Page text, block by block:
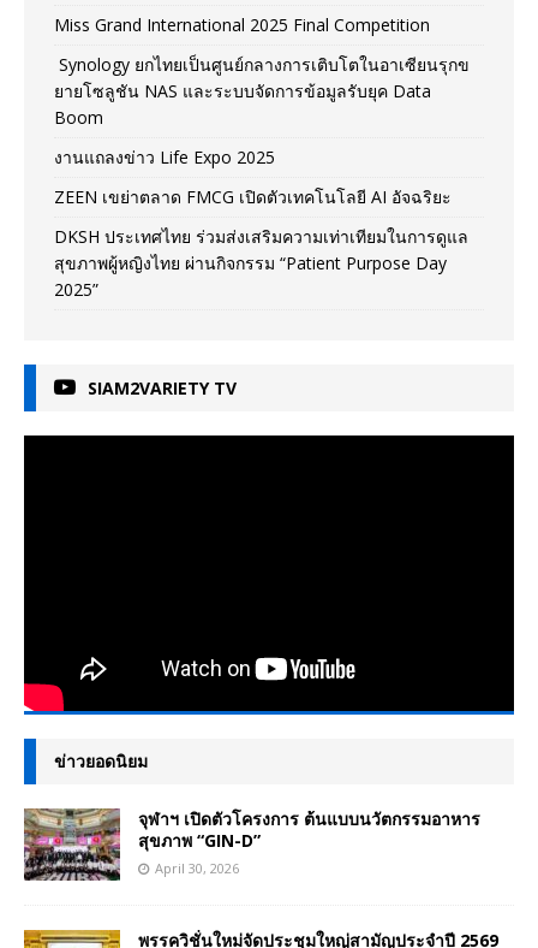
Miss Grand International 2025 Final Competition
Synology ยกไทยเป็นศูนย์กลางการเติบโตในอาเซียนรุกข
ยายโซลูชัน NAS และระบบจัดการข้อมูลรับยุค Data
Boom
งานแถลงข่าว Life Expo 2025
ZEEN เขย่าตลาด FMCG เปิดตัวเทคโนโลยี AI อัจฉริยะ
DKSH ประเทศไทย ร่วมส่งเสริมความเท่าเทียมในการดูแล
สุขภาพผู้หญิงไทย ผ่านกิจกรรม “Patient Purpose Day
2025”
SIAM2VARIETY TV
ข่าวยอดนิยม
จุฬาฯ เปิดตัวโครงการ ต้นแบบนวัตกรรมอาหาร
สุขภาพ “GIN-D”
April 30, 2026
พรรควิชั่นใหม่จัดประชุมใหญ่สามัญประจำปี 2569